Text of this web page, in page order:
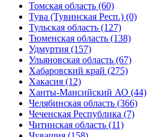
Томская область (60)
Тува (Тувинская Респ.) (0)
Тульская область (127)
Тюменская область (138)
Удмуртия (157)
Ульяновская область (67)
Хабаровский край (275)
Хакасия (12)
Ханты-Мансийский АО (44)
Челябинская область (366)
Чеченская Республика (7)
Читинская область (11)